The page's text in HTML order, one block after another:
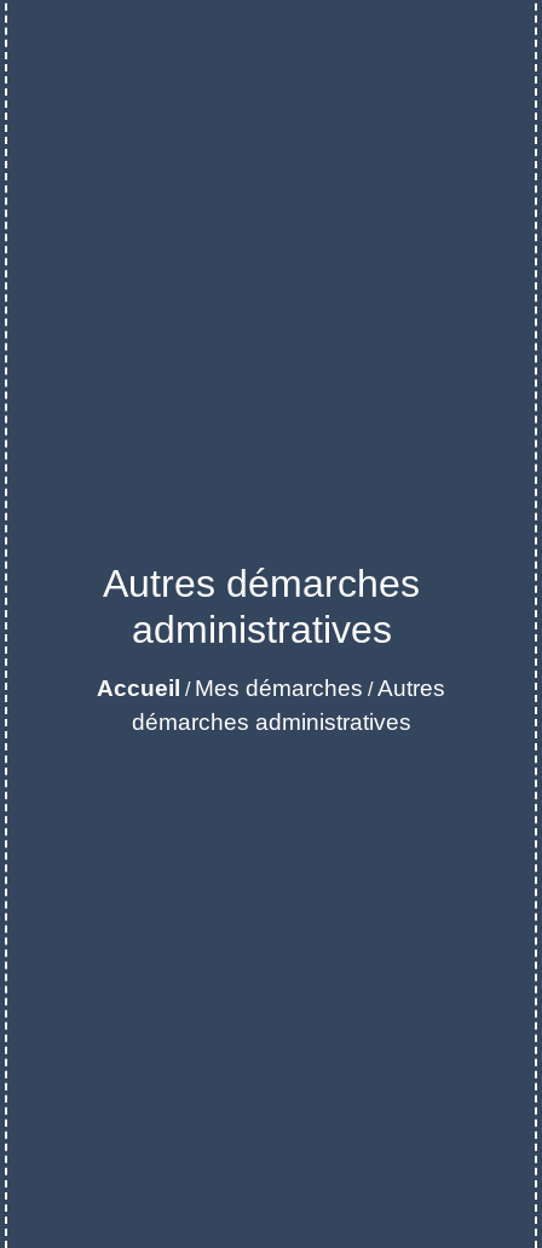
Autres démarches
administratives
Accueil / Mes démarches /Autres
démarches administratives